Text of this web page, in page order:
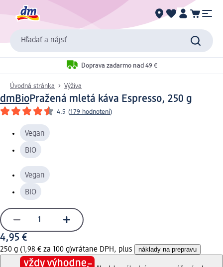
Hľadať a nájsť
Doprava zadarmo nad 49 €
Úvodná stránka Výživa
dmBioPražená mletá káva Espresso, 250 g
4.5 (179 hodnotení)
Vegan
BIO
Vegan
BIO
4,95 €
250 g (1,98 € za 100 g)vrátane DPH, plus náklady na prepravu